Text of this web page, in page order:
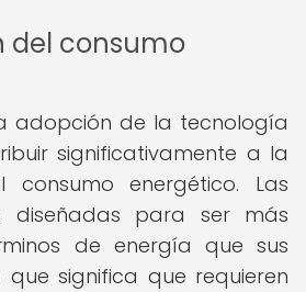
del consumo
adopción de la tecnología
significativamente a la
consumo energético. Las
diseñadas para ser más
de energía que sus
que significa que requieren